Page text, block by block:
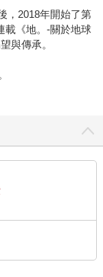
，2018年開始了第
載《地。-關於地球
與傳承。